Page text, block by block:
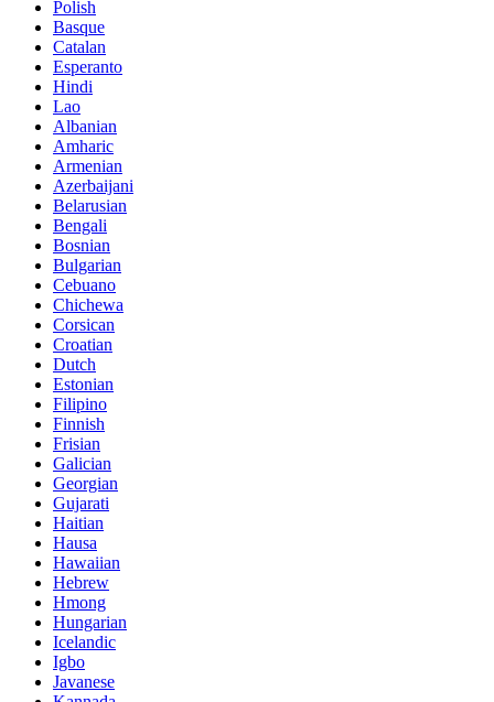
Polish
Basque
Catalan
Esperanto
Hindi
Lao
Albanian
Amharic
Armenian
Azerbaijani
Belarusian
Bengali
Bosnian
Bulgarian
Cebuano
Chichewa
Corsican
Croatian
Dutch
Estonian
Filipino
Finnish
Frisian
Galician
Georgian
Gujarati
Haitian
Hausa
Hawaiian
Hebrew
Hmong
Hungarian
Icelandic
Igbo
Javanese